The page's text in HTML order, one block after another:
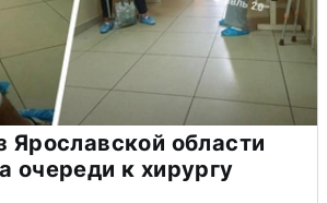
Ярославской области
очереди к хирургу